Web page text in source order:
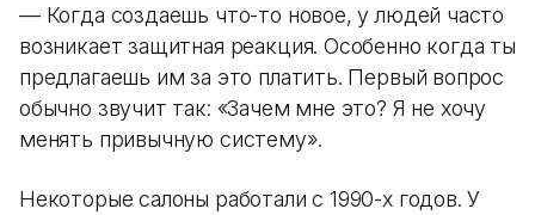
— Когда создаешь что-то новое, у людей часто
возникает защитная реакция. Особенно когда ты
предлагаешь им за это платить. Первый вопрос
обычно звучит так: «Зачем мне это? Я не хочу
менять привычную систему».
Некоторые салоны работали с 1990-х годов. У